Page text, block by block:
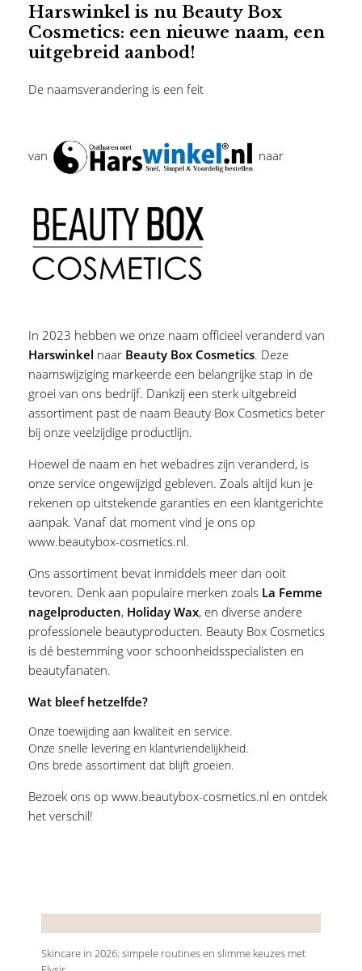
Harswinkel is nu Beauty Box
Cosmetics: een nieuwe naam, een
uitgebreid aanbod!
De naamsverandering is een feit
van naar
In 2023 hebben we onze naam officieel veranderd van
Harswinkel naar Beauty Box Cosmetics. Deze
naamswijziging markeerde een belangrijke stap in de
groei van ons bedrijf. Dankzij een sterk uitgebreid
assortiment past de naam Beauty Box Cosmetics beter
bij onze veelzijdige productlijn.
Hoewel de naam en het webadres zijn veranderd, is
onze service ongewijzigd gebleven. Zoals altijd kun je
rekenen op uitstekende garanties en een klantgerichte
aanpak. Vanaf dat moment vind je ons op
www.beautybox-cosmetics.nl.
Ons assortiment bevat inmiddels meer dan ooit
tevoren. Denk aan populaire merken zoals La Femme
nagelproducten, Holiday Wax, en diverse andere
professionele beautyproducten. Beauty Box Cosmetics
is dé bestemming voor schoonheidsspecialisten en
beautyfanaten.
Wat bleef hetzelfde?
Onze toewijding aan kwaliteit en service.
Onze snelle levering en klantvriendelijkheid.
Ons brede assortiment dat blijft groeien.
Bezoek ons op www.beautybox-cosmetics.nl en ontdek
het verschil!
Skincare in 2026: simpele routines en slimme keuzes met